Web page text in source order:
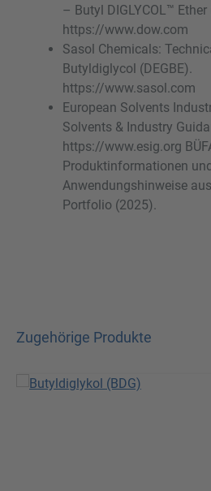
– Butyl DIGLYCOL™ Ether
https://www.dow.com
Sasol Chemicals:
Butyldiglycol (DEGBE).
https://www.sasol.com
European Solvents
Solvents & Industry
https://www.esig.org
Produktinformationen und
Anwendungshinweise
Portfolio (2025).
Zugehörige Produkte